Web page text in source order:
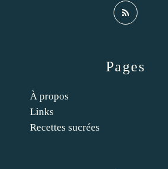
Pages
À propos
Links
Recettes sucrées